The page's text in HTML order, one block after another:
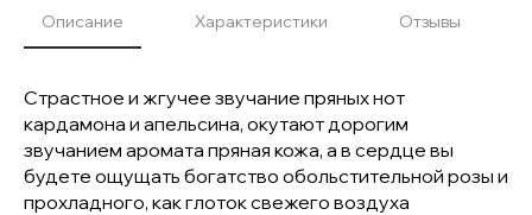
Описание Характеристики Отзывы
Страстное и жгучее звучание пряных нот
кардамона и апельсина, окутают дорогим
звучанием аромата пряная кожа, а в сердце вы
будете ощущать богатство обольстительной розы и
прохладного, как глоток свежего воздуха